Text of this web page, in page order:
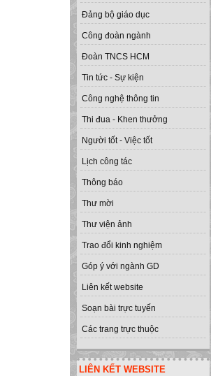
Đảng bộ giáo dục
Công đoàn ngành
Đoàn TNCS HCM
Tin tức - Sự kiện
Công nghệ thông tin
Thi đua - Khen thưởng
Người tốt - Việc tốt
Lịch công tác
Thông báo
Thư mời
Thư viện ảnh
Trao đổi kinh nghiệm
Góp ý với ngành GD
Liên kết website
Soạn bài trực tuyến
Các trang trực thuộc
LIÊN KẾT WEBSITE